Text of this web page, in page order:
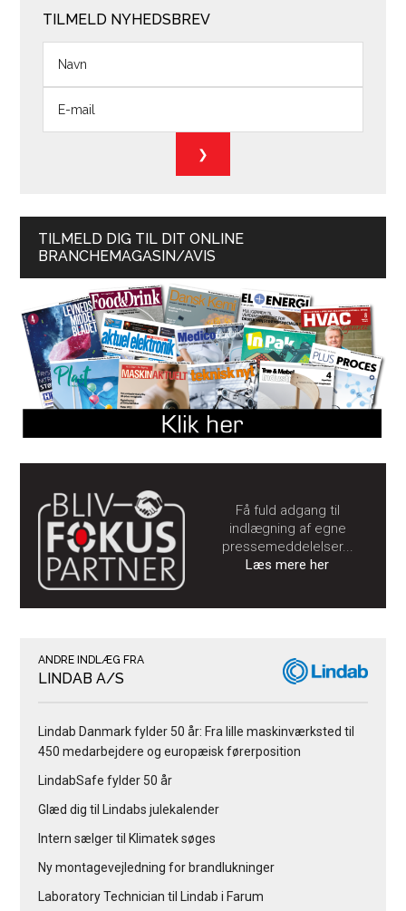
TILMELD NYHEDSBREV
TILMELD DIG TIL DIT ONLINE
BRANCHEMAGASIN/AVIS
Få fuld adgang til
indlægning af egne
pressemeddelelser...
Læs mere her
ANDRE INDLÆG FRA
LINDAB A/S
Lindab Danmark fylder 50 år: Fra lille maskinværksted til
450 medarbejdere og europæisk førerposition
LindabSafe fylder 50 år
Glæd dig til Lindabs julekalender
Intern sælger til Klimatek søges
Ny montagevejledning for brandlukninger
Laboratory Technician til Lindab i Farum